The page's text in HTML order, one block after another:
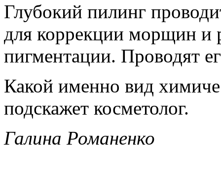
Глубокий пилинг
для коррекции морщин и
пигментации. Проводят
Какой именно вид
подскажет косметолог.
Галина Романенко